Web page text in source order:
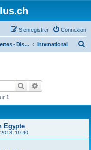
Connexion
S’enregistrer
Découvertes - Discoveries International
Rechercher
1
Egypte
19:40